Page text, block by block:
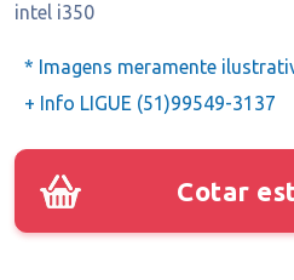
intel i350
* Imagens meramente
+ Info LIGUE (51)99549-3137
Cotar